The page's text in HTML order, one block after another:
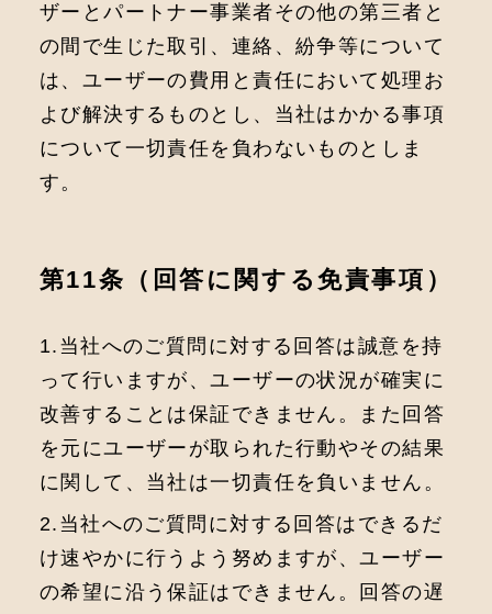
ザーとパートナー事業者その他の第三者と
の間で生じた取引、連絡、紛争等について
は、ユーザーの費⽤と責任において処理お
よび解決するものとし、当社はかかる事項
について⼀切責任を負わないものとしま
す。
第11条（回答に関する免責事項）
1.当社へのご質問に対する回答は誠意を持
って⾏いますが、ユーザーの状況が確実に
改善することは保証できません。また回答
を元にユーザーが取られた⾏動やその結果
に関して、当社は⼀切責任を負いません。
2.当社へのご質問に対する回答はできるだ
け速やかに⾏うよう努めますが、ユーザー
の希望に沿う保証はできません。回答の遅